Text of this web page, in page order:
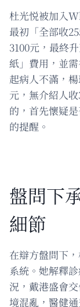
杜光悦被加入
最初「全部收
3100元，最終
紙」費用，並
起病人不滿，
元，無介紹人
的，首先懷疑
的提醒。
盤問下
細節
在辯方盤問下
系統。她解釋
況，戴港盛會
境混亂，醫健